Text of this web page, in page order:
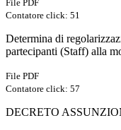
File PDF
Contatore click: 51
Determina di
partecipanti (Staff) alla
File PDF
Contatore click: 57
DECRETO